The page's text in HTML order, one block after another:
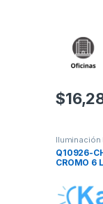
$
Iluminación
Q10926-
CROMO 6